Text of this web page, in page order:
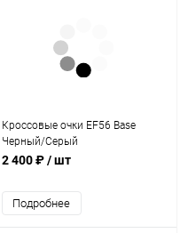
Кроссовые очки EF56 Base
Черный/Серый
2 400 ₽/ шт
Подробнее